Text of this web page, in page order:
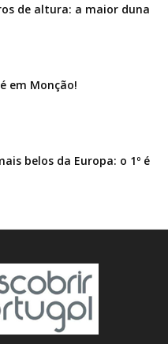
de altura: a maior duna
em Monção!
belos da Europa: o 1º é